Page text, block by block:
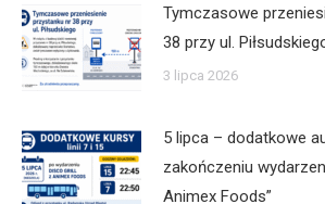
Tymczasowe
38 przy ul.
3 lipca 2026
5 lipca – dodatkowe
zakończeniu
Animex Foods”